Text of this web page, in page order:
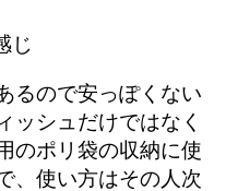
るので安っぽくない
ッシュだけではなく
のポリ袋の収納に使
、 使い方はその人次